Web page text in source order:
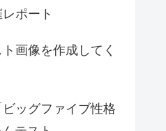
ポート
画像を作成してく
ッグファイブ性格